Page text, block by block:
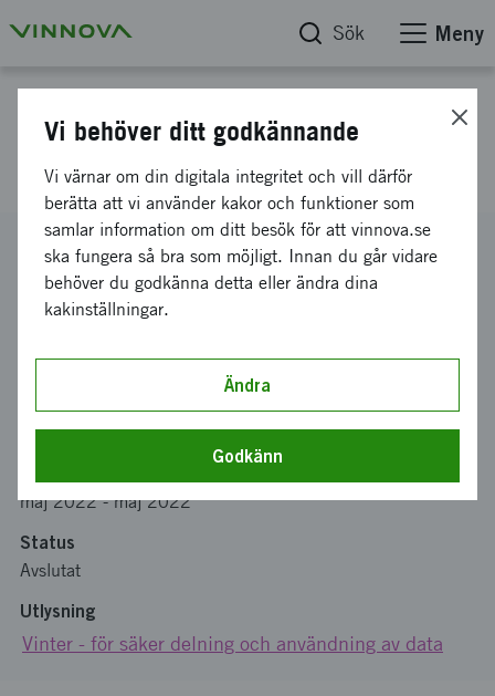
Sök Meny
Encrypted Health AI
Diarienummer
2022-01450
Koordinator
Digitala System
Bidrag från Vinnova
9 120 kronor
maj 2022-maj 2022
Status
Avslutat
Utlysning
Vinter - för säker delning och användning av data
Vi behöver ditt godkännande
Vi värnar om din digitala integritet och vill därför
berätta att vi använder kakor och funktioner som
samlar information om ditt besök för att vinnova.se
ska fungera så bra som möjligt. Innan du går vidare
behöver du godkänna detta eller ändra dina
kakinställningar.
Ändra
Godkänn